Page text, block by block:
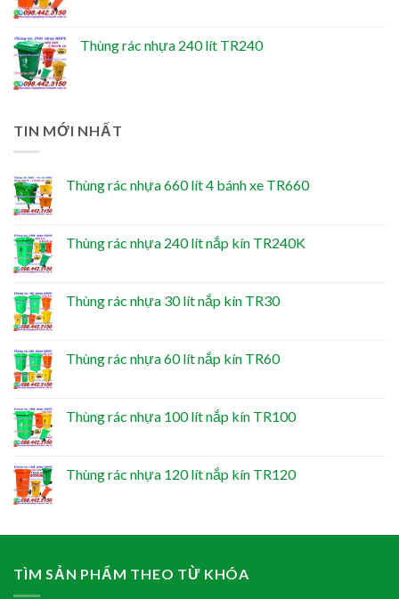
Thùng rác nhựa 240 lít TR240
TIN MỚI NHẤT
Thùng rác nhựa 660 lít 4 bánh xe TR660
Thùng rác nhựa 240 lít nắp kín TR240K
Thùng rác nhựa 30 lít nắp kín TR30
Thùng rác nhựa 60 lít nắp kín TR60
Thùng rác nhựa 100 lít nắp kín TR100
Thùng rác nhựa 120 lít nắp kín TR120
TÌM SẢN PHẨM THEO TỪ KHÓA